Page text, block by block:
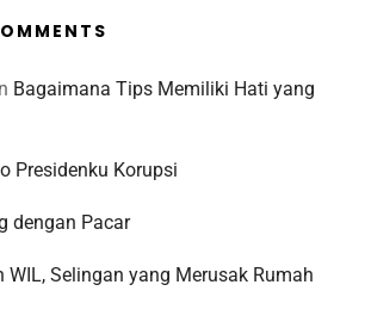
Bagaimana Tips Memiliki Hati yang
Presidenku Korupsi
dengan Pacar
WIL, Selingan yang Merusak Rumah